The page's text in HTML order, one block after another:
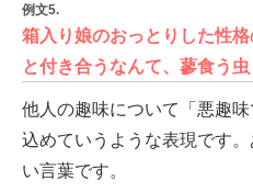
例文5.
箱入り娘のおっとりした性
と付き合うなんて、蓼食う
他人の趣味について「悪趣
込めていうような表現です
い言葉です。